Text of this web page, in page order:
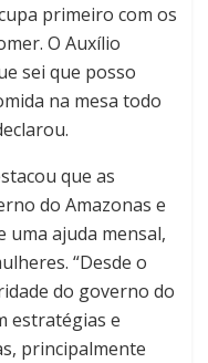
primeiro com os
O Auxílio
sei que posso
na mesa todo
que as
do Amazonas e
uma ajuda mensal,
“Desde o
do governo do
estratégias e
principalmente